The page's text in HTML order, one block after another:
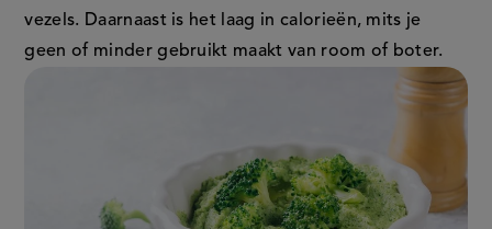
vezels. Daarnaast is het laag in calorieën, mits je
geen of minder gebruikt maakt van room of boter.